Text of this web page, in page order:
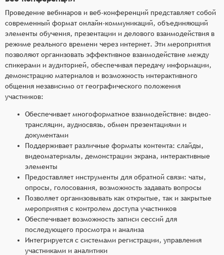
Проведение вебинаров и веб-конференций представляет собой
современный формат онлайн-коммуникаций, объединяющий
элементы обучения, презентации и делового взаимодействия в
режиме реального времени через интернет. Эти мероприятия
позволяют организовать эффективное взаимодействие между
спикерами и аудиторией, обеспечивая передачу информации,
демонстрацию материалов и возможность интерактивного
общения независимо от географического положения
участников:
Обеспечивает многоформатное взаимодействие: видео-
трансляции, аудиосвязь, обмен презентациями и
документами
Поддерживает различные форматы контента: слайды,
видеоматериалы, демонстрации экрана, интерактивные
элементы
Предоставляет инструменты для обратной связи: чаты,
опросы, голосования, возможность задавать вопросы
Позволяет организовывать как открытые, так и закрытые
мероприятия с контролем доступа участников
Обеспечивает возможность записи сессий для
последующего просмотра и анализа
Интегрируется с системами регистрации, управления
участниками и аналитики